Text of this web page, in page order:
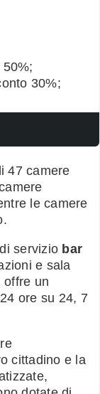
30%;
47 camere
le camere
servizio bar
e sala
offre un
ore su 24, 7
cittadino e la